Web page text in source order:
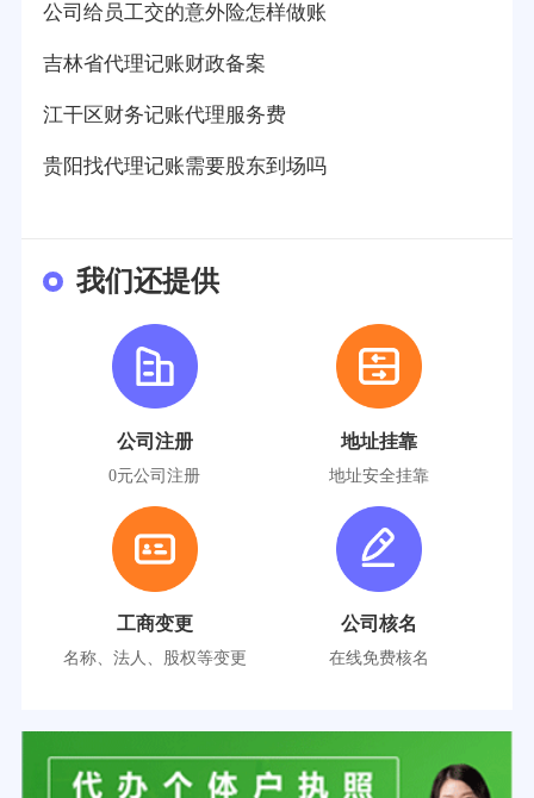
公司给员工交的意外险怎样做账
吉林省代理记账财政备案
江干区财务记账代理服务费
贵阳找代理记账需要股东到场吗
我们还提供
公司注册
0元公司注册
地址挂靠
地址安全挂靠
工商变更
名称、法人、股权等变更
公司核名
在线免费核名